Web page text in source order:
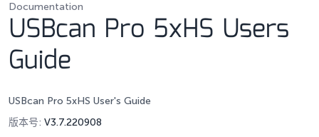
Documentation
USBcan Pro 5xHS Users
Guide
USBcan Pro 5xHS User's Guide
版本号: V3.7.220908